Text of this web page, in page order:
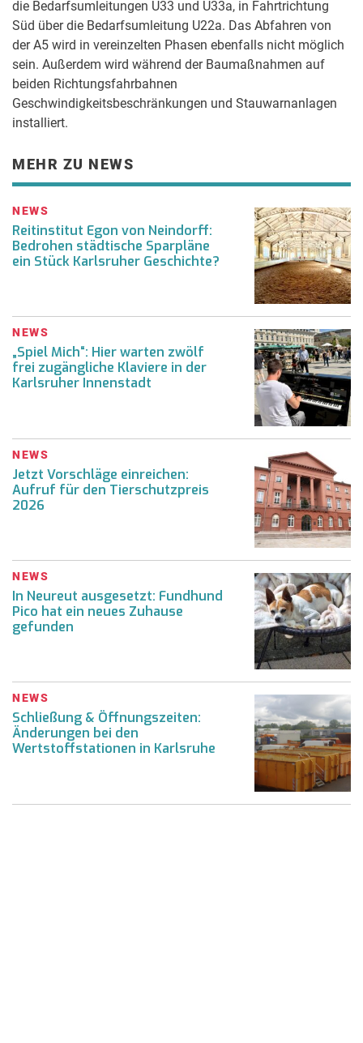
die Bedarfsumleitungen U33 und U33a, in Fahrtrichtung
Süd über die Bedarfsumleitung U22a. Das Abfahren von
der A5 wird in vereinzelten Phasen ebenfalls nicht möglich
sein. Außerdem wird während der Baumaßnahmen auf
beiden Richtungsfahrbahnen
Geschwindigkeitsbeschränkungen und Stauwarnanlagen
installiert.
MEHR ZU NEWS
NEWS
Reitinstitut Egon von Neindorff:
Bedrohen städtische Sparpläne
ein Stück Karlsruher Geschichte?
NEWS
„Spiel Mich“: Hier warten zwölf
frei zugängliche Klaviere in der
Karlsruher Innenstadt
NEWS
Jetzt Vorschläge einreichen:
Aufruf für den Tierschutzpreis
2026
NEWS
In Neureut ausgesetzt: Fundhund
Pico hat ein neues Zuhause
gefunden
NEWS
Schließung & Öffnungszeiten:
Änderungen bei den
Wertstoffstationen in Karlsruhe